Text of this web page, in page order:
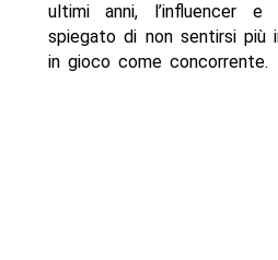
ultimi anni, l’influencer
spiegato di non sentirsi più
in gioco come concorrente.